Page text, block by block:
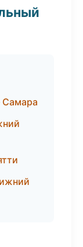
Самара